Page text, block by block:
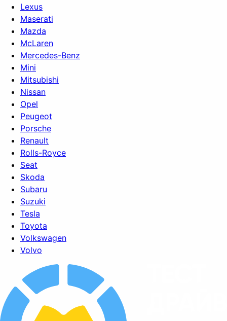
Lexus
Maserati
Mazda
McLaren
Mercedes-Benz
Mini
Mitsubishi
Nissan
Opel
Peugeot
Porsche
Renault
Rolls-Royce
Seat
Skoda
Subaru
Suzuki
Tesla
Toyota
Volkswagen
Volvo